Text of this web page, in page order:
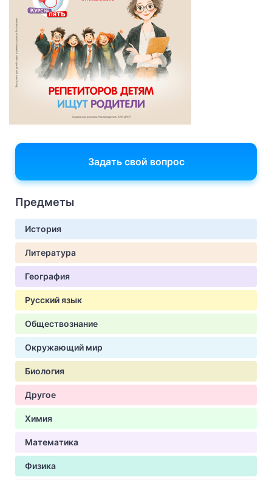
Задать свой вопрос
Предметы
История
Литература
География
Русский язык
Обществознание
Окружающий мир
Биология
Другое
Химия
Математика
Физика